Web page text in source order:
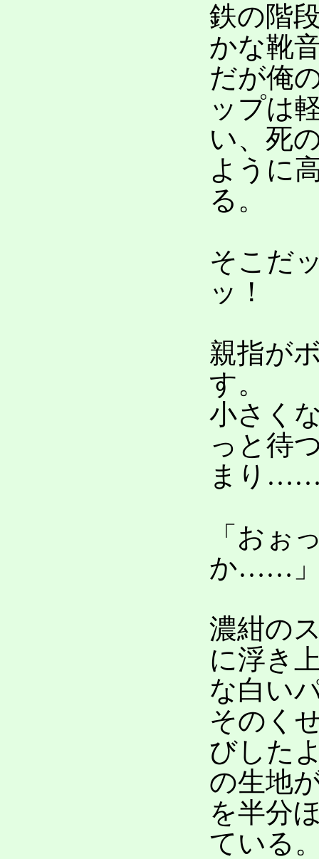
鉄の階
かな靴
だが俺
ップは
い、死
ように
る。
そこだ
ッ！
親指が
す。
小さく
っと待
まり
「おぉ
か……
濃紺の
に浮き
な白い
そのく
びした
の生地
を半分
ている